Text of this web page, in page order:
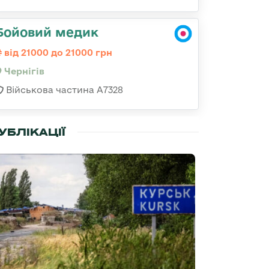
медик
від 21000 до 21000 грн
Чернігів
Військова частина А7328